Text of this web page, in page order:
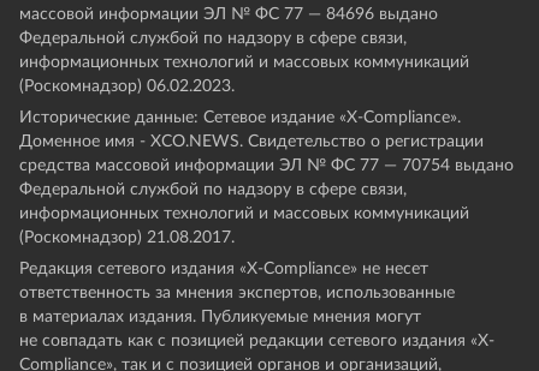
массовой информации ЭЛ № ФС 77 — 84696 выдано
Федеральной службой по надзору в сфере связи,
информационных технологий и массовых коммуникаций
(Роскомнадзор) 06.02.2023.
Исторические данные: Сетевое издание «Х-Compliance».
Доменное имя - XCO.NEWS. Свидетельство о регистрации
средства массовой информации ЭЛ № ФС 77 — 70754 выдано
Федеральной службой по надзору в сфере связи,
информационных технологий и массовых коммуникаций
(Роскомнадзор) 21.08.2017.
Редакция сетевого издания «X-Compliance» не несет
ответственность за мнения экспертов, использованные
в материалах издания. Публикуемые мнения могут
не совпадать как с позицией редакции сетевого издания «X-
Compliance», так и с позицией органов и организаций,